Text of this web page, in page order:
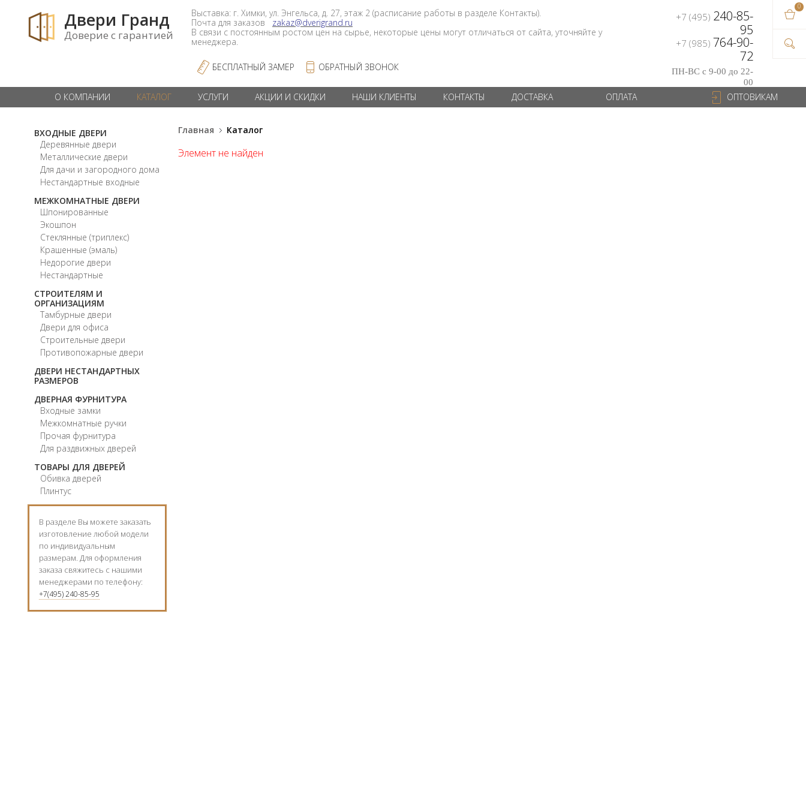
Двери Гранд
Доверие с гарантией
Выставка: г. Химки, ул. Энгельса, д. 27, этаж 2 (расписание работы в разделе Контакты).
Почта для заказов zakaz@dverigrand.ru
В связи с постоянным ростом цен на сырье, некоторые цены могут отличаться от сайта, уточняйте у
менеджера.
БЕСПЛАТНЫЙ ЗАМЕР ОБРАТНЫЙ ЗВОНОК
+7 (495) 240-85-
95
+7 (985) 764-90-
72
ПН-ВС с 9-00 до 22-
00
О КОМПАНИИ КАТАЛОГ УСЛУГИ АКЦИИ И СКИДКИ НАШИ КЛИЕНТЫ КОНТАКТЫ ДОСТАВКА ОПЛАТА ОПТОВИКАМ
ВХОДНЫЕ ДВЕРИ
Деревянные двери
Металлические двери
Для дачи и загородного дома
Нестандартные входные
МЕЖКОМНАТНЫЕ ДВЕРИ
Шпонированные
Экошпон
Стеклянные (триплекс)
Крашенные (эмаль)
Недорогие двери
Нестандартные
СТРОИТЕЛЯМ И
ОРГАНИЗАЦИЯМ
Тамбурные двери
Двери для офиса
Строительные двери
Противопожарные двери
ДВЕРИ НЕСТАНДАРТНЫХ
РАЗМЕРОВ
ДВЕРНАЯ ФУРНИТУРА
Входные замки
Межкомнатные ручки
Прочая фурнитура
Для раздвижных дверей
ТОВАРЫ ДЛЯ ДВЕРЕЙ
Обивка дверей
Плинтус
В разделе Вы можете заказать
изготовление любой модели
по индивидуальным
размерам. Для оформления
заказа свяжитесь с нашими
менеджерами по телефону:
+7(495) 240-85-95
Главная Каталог
Элемент не найден
0
В
на